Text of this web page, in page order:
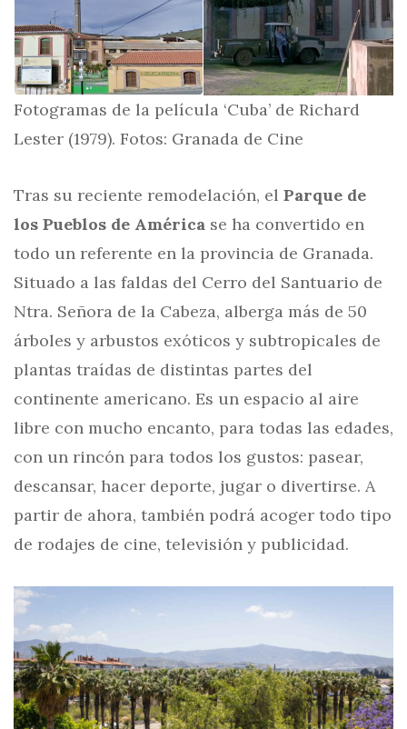
Fotogramas de la película ‘Cuba’ de Richard
Lester (1979). Fotos: Granada de Cine
Tras su reciente remodelación, el Parque de
los Pueblos de América se ha convertido en
todo un referente en la provincia de Granada.
Situado a las faldas del Cerro del Santuario de
Ntra. Señora de la Cabeza, alberga más de 50
árboles y arbustos exóticos y subtropicales de
plantas traídas de distintas partes del
continente americano. Es un espacio al aire
libre con mucho encanto, para todas las edades,
con un rincón para todos los gustos: pasear,
descansar, hacer deporte, jugar o divertirse. A
partir de ahora, también podrá acoger todo tipo
de rodajes de cine, televisión y publicidad.